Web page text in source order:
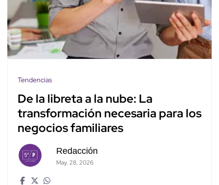
Tendencias
De la libreta a la nube: La
transformación necesaria para los
negocios familiares
Redacción
May. 28, 2026